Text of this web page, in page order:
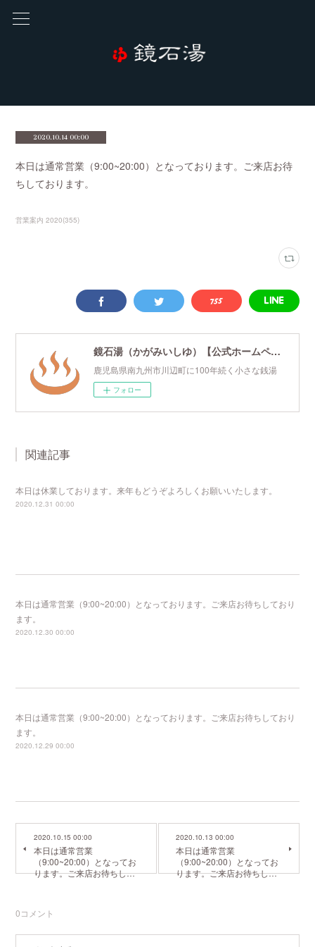
2020.10.14 00:00
本日は通常営業（9:00~20:00）となっております。ご来店お待
ちしております。
営業案内 2020(355)
鏡石湯（かがみいしゆ）【公式ホームページ】
鹿児島県南九州市川辺町に100年続く小さな銭湯
フォロー
関連記事
本日は休業しております。来年もどうぞよろしくお願いいたします。
2020.12.31 00:00
本日は通常営業（9:00~20:00）となっております。ご来店お待ちしており
ます。
2020.12.30 00:00
本日は通常営業（9:00~20:00）となっております。ご来店お待ちしており
ます。
2020.12.29 00:00
2020.10.15 00:00
本日は通常営業
（9:00~20:00）となってお
ります。ご来店お待ちし…
2020.10.13 00:00
本日は通常営業
（9:00~20:00）となってお
ります。ご来店お待ちし…
0コメント